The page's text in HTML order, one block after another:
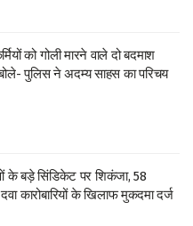
को गोली मारने वाले दो बदमाश
पुलिस ने अदम्य साहस का परिचय
के बड़े सिंडिकेट पर शिकंजा, 58
कारोबारियों के खिलाफ मुकदमा दर्ज